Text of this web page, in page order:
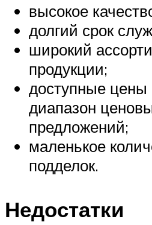
высокое
долгий срок
широкий
продукции;
доступные
диапазон
предложений;
маленькое
подделок.
Недостатки